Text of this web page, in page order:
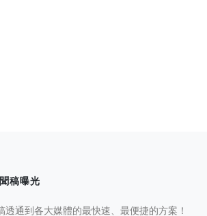
稿曝光
透通到各大媒體的最快速、最便捷的方案！